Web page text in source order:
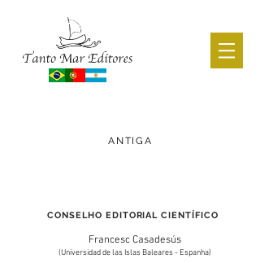
CATÁLOGO ACADÊMICO
ANTIGA
CONSELHO EDITORIAL CIENTÍFICO
Francesc Casadesús
(Universidad de las Islas Baleares - Espanha)